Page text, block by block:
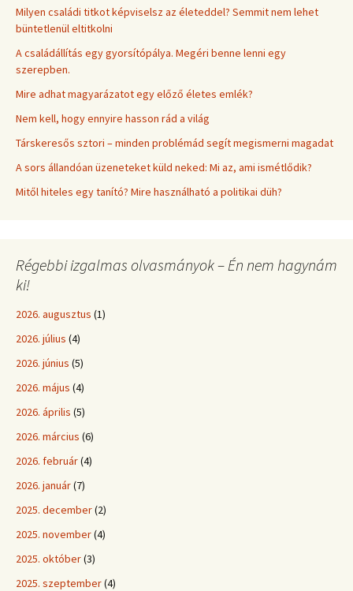
Milyen családi titkot képviselsz az életeddel? Semmit nem lehet
büntetlenül eltitkolni
A családállítás egy gyorsítópálya. Megéri benne lenni egy
szerepben.
Mire adhat magyarázatot egy előző életes emlék?
Nem kell, hogy ennyire hasson rád a világ
Társkeresős sztori – minden problémád segít megismerni magadat
A sors állandóan üzeneteket küld neked: Mi az, ami ismétlődik?
Mitől hiteles egy tanító? Mire használható a politikai düh?
Régebbi izgalmas olvasmányok – Én nem hagynám
ki!
2026. augusztus (1)
2026. július (4)
2026. június (5)
2026. május (4)
2026. április (5)
2026. március (6)
2026. február(4)
2026. január(7)
2025. december(2)
2025. november(4)
2025. október(3)
2025. szeptember(4)